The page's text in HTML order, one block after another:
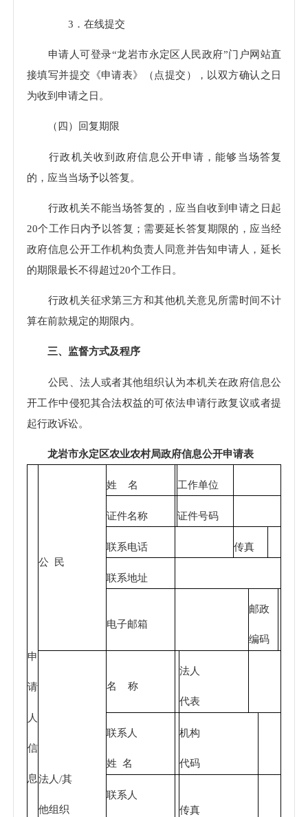
3．在线提交
申请人可登录“龙岩市永定区人民政府”门户网站直
接填写并提交《申请表》（点提交），以双方确认之日
为收到申请之日。
（四）回复期限
行政机关收到政府信息公开申请，能够当场答复
的，应当当场予以答复。
行政机关不能当场答复的，应当自收到申请之日起
20个工作日内予以答复；需要延长答复期限的，应当经
政府信息公开工作机构负责人同意并告知申请人，延长
的期限最长不得超过20个工作日。
行政机关征求第三方和其他机关意见所需时间不计
算在前款规定的期限内。
三、监督方式及程序
公民、法人或者其他组织认为本机关在政府信息公
开工作中侵犯其合法权益的可依法申请行政复议或者提
起行政诉讼。
龙岩市永定区农业农村局政府信息公开申请表
申
请
人
信
息
公 民
姓 名 工作单位
证件名称 证件号码
联系电话 传真
联系地址
电子邮箱
邮政
编码
法人/其
他组织
名 称
法人
代表
联系人
姓 名
机构
代码
联系人
传真